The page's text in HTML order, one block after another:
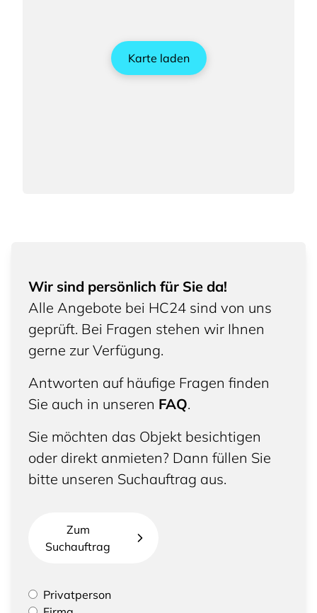
Karte laden
Wir sind persönlich für Sie da!
Alle Angebote bei HC24 sind von uns
geprüft. Bei Fragen stehen wir Ihnen
gerne zur Verfügung.
Antworten auf häufige Fragen finden
Sie auch in unseren FAQ.
Sie möchten das Objekt besichtigen
oder direkt anmieten? Dann füllen Sie
bitte unseren Suchauftrag aus.
Zum
Suchauftrag
Bitte geben Sie an, ob Sie eine Privatperson sind
Privatperson